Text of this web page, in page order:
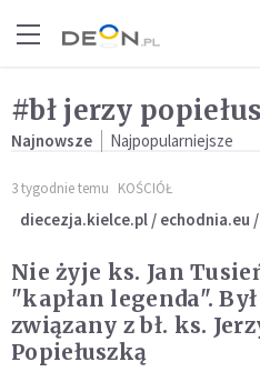
#bł jerzy
Najnowsze Najpopularniejsze
3 tygodnie temu KOŚCIÓŁ
diecezja.kielce.pl / echodnia.eu
Nie żyje ks. Jan
"kapłan legenda". Był
związany z bł. ks.
Popiełuszką